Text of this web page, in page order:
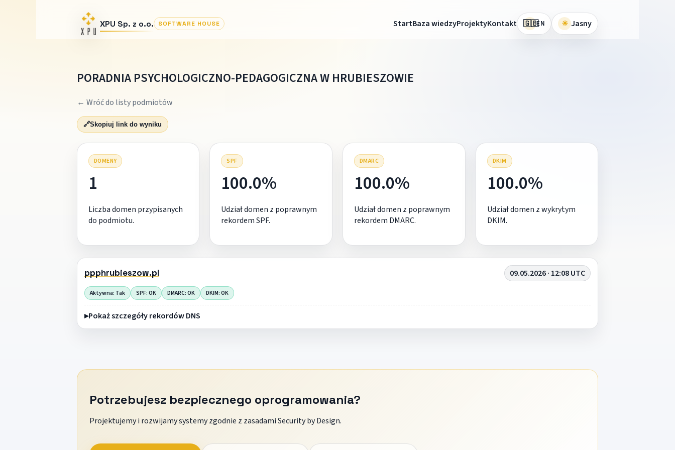
XPU Sp. z o.o. SOFTWARE HOUSE StartBaza wiedzyProjektyKontakt 🇬🇧EN ☀ Jasny
PORADNIA PSYCHOLOGICZNO-PEDAGOGICZNA W HRUBIESZOWIE
← Wróć do listy podmiotów
🔗Skopiuj link do wyniku
DOMENY
1
Liczba domen przypisanych
do podmiotu.
SPF
100.0%
Udział domen z poprawnym
rekordem SPF.
DMARC
100.0%
Udział domen z poprawnym
rekordem DMARC.
DKIM
100.0%
Udział domen z wykrytym
DKIM.
ppphrubieszow.pl 09.05.2026 · 12:08 UTC
Aktywna: Tak SPF: OK DMARC: OK DKIM: OK
Pokaż szczegóły rekordów DNS
Potrzebujesz bezpiecznego oprogramowania?
Projektujemy i rozwijamy systemy zgodnie z zasadami Security by Design.